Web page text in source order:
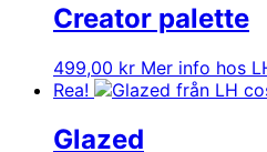
var:
259,00 kr.
är:
77,70 kr.
Creator palette
499,00 kr Mer info hos
Rea!
Glazed